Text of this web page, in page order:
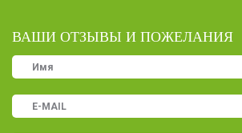
ВАШИ ОТЗЫВЫ И ПОЖЕЛАНИЯ